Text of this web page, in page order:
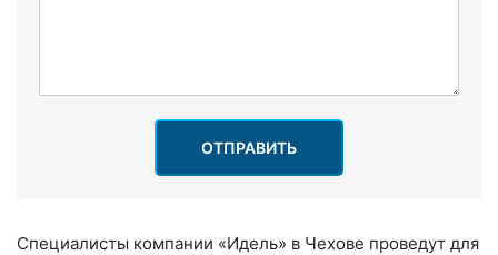
ОТПРАВИТЬ
Специалисты компании «Идель» в Чехове проведут для